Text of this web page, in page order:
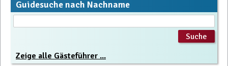
Guidesuche nach Nachname
Zeige alle Gästeführer ...